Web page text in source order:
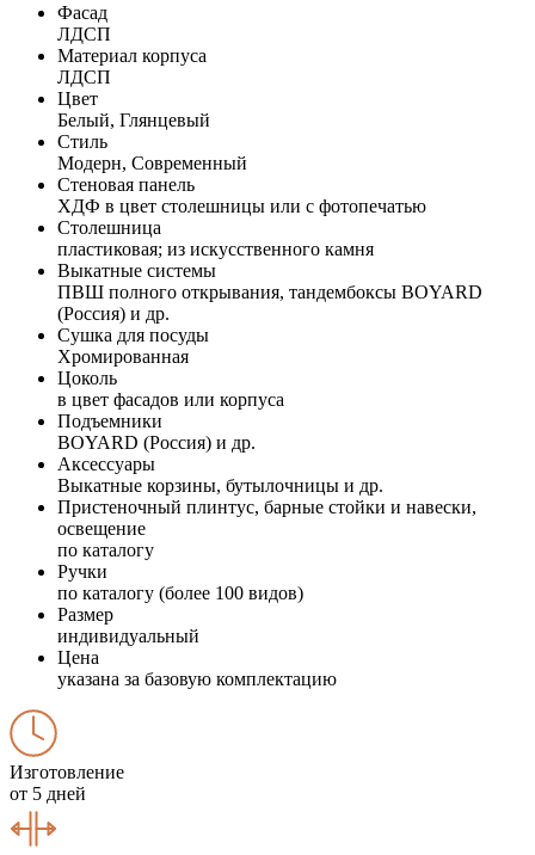
Фасад
ЛДСП
Материал корпуса
ЛДСП
Цвет
Белый, Глянцевый
Стиль
Модерн, Современный
Стеновая панель
ХДФ в цвет столешницы или с фотопечатью
Столешница
пластиковая; из искусственного камня
Выкатные системы
ПВШ полного открывания, тандембоксы BOYARD
(Россия) и др.
Сушка для посуды
Хромированная
Цоколь
в цвет фасадов или корпуса
Подъемники
BOYARD (Россия) и др.
Аксессуары
Выкатные корзины, бутылочницы и др.
Пристеночный плинтус, барные стойки и навески,
освещение
по каталогу
Ручки
по каталогу (более 100 видов)
Размер
индивидуальный
Цена
указана за базовую комплектацию
Изготовление
от 5 дней